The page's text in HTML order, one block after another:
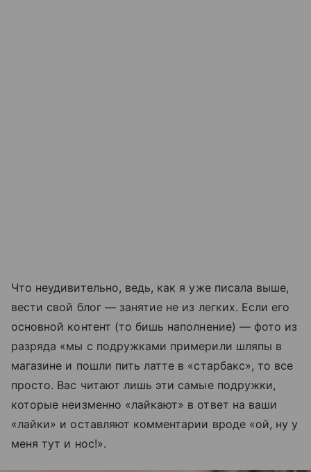
Что неудивительно, ведь, как я уже писала выше,
вести свой блог — занятие не из легких. Если его
основной контент (то бишь наполнение) — фото из
разряда «мы с подружками примерили шляпы в
магазине и пошли пить латте в «старбакс», то все
просто. Вас читают лишь эти самые подружки,
которые неизменно «лайкают» в ответ на ваши
«лайки» и оставляют комментарии вроде «ой, ну у
меня тут и нос!».